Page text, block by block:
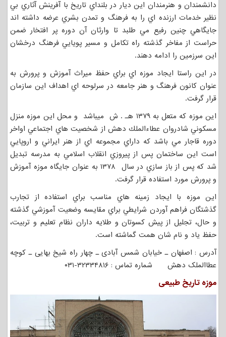
دانشمندان و هنرمندان اين ديار در بلنداي تاريخ با آفرينش آثاري بي
نظير خدمات ارزنده اي را به فرهنگ و تمدن بشري عرضه داشته اند
جايگاهي چنين رفيع مي طلبد تا وارثان آن دوره پر افتخار ضمن
حراست از مفاخر گذشته راه تكامل و مسير پويايي فرهنگ درخشان
اين سرزمين را ادامه دهند.
در اين راستا ايجاد موزه اي براي حفظ ميراث آموزش و پرورش به
عنوان كانون فرهنگ و هنر جامعه در سرلوحه اي اهداف اين سازمان
قرار گرفت.
این موزه که متعل به ۱۳۷۹ هـ . ش میباشد و محل اين موزه منزل
مسكوني شادروان عطاءالملك دهش از شخصيت هاي اجتماعي اواخر
دوره قاجار مي باشد كه داراي مجموعه اي از هنر ايراني و اروپايي
است اين ساختمان پس از پيروزي انقلاب اسلامي به مدرسه تبديل
شد كه پس از باز سازي در سال ۱۳۷۸ به عنوان جايگاه موزه آموزش
و پرورش مورد استفاده قرار گرفت.
اين موزه با ايجاد زمينه هاي مناسب براي استفاده از تجارب
گذشتگان فراهم آوردن شرايطي براي مقايسه وضعيت آموزشي گذشته
و حال، تجليل از پيش كسوتان و طلايه داران نظام تعليم و تربيت،
حفظ ياد و نام شان همت گماشته است.
آدرس : اصفهان ـ خیابان شمس آبادی ـ چهار راه شیخ بهایی ـ کوچه
عطاالملک دهش شماره تماس : ۳۲۳۳۴۸۱۶-۰۳۱
موزه تاریخ طبیعی